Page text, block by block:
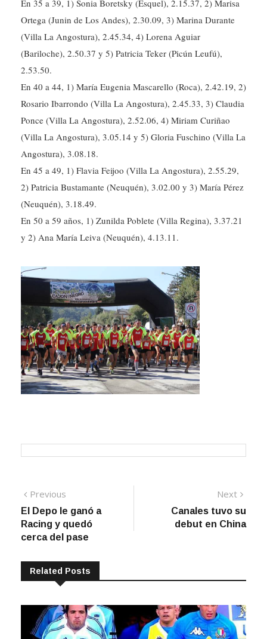
En 35 a 39, 1) Sonia Boretsky (Esquel), 2.15.37, 2) Marisa
Ortega (Junin de Los Andes), 2.30.09, 3) Marina Durante
(Villa La Angostura), 2.45.34, 4) Lorena Aguiar
(Bariloche), 2.50.37 y 5) Patricia Teker (Picún Leufú),
2.53.50.
En 40 a 44, 1) María Eugenia Mascarello (Roca), 2.42.19, 2)
Rosario Ibarrondo (Villa La Angostura), 2.45.33, 3) Claudia
Ponce (Villa La Angostura), 2.52.06, 4) Miriam Curiñao
(Villa La Angostura), 3.05.14 y 5) Gloria Fuschino (Villa La
Angostura), 3.08.18.
En 45 a 49, 1) Flavia Feijoo (Villa La Angostura), 2.55.29,
2) Patricia Bustamante (Neuquén), 3.02.00 y 3) María Pérez
(Neuquén), 3.18.49.
En 50 a 59 años, 1) Zunilda Poblete (Villa Regina), 3.37.21
y 2) Ana María Leiva (Neuquén), 4.13.11.
Navegación
de
entradas
Previous
post:
El Depo le ganó a
Racing y quedó
cerca del pase
Next
Canales tuvo su
debut en China
Related Posts